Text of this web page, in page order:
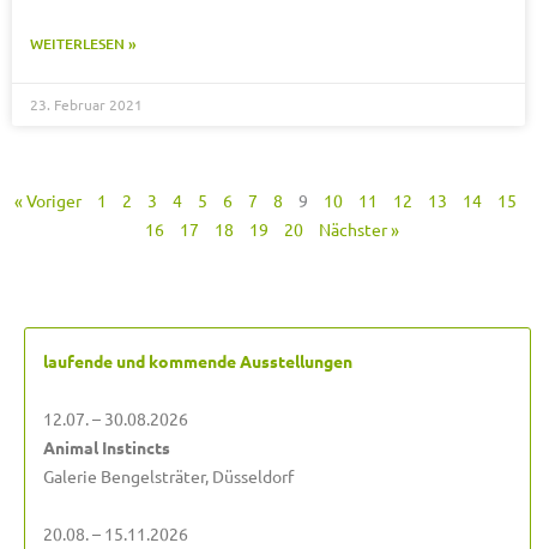
WEITERLESEN »
23. Februar 2021
« Voriger 1 2 3 4 5 6 7 8 9 10 11 12 13 14
15
16
17 18 19 20 Nächster »
laufende und kommende Ausstellungen
12.07. – 30.08.2026
Animal Instincts
Galerie Bengelsträter, Düsseldorf
20.08. – 15.11.2026